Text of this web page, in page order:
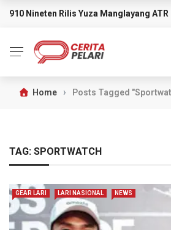
BREAKING NEWS
910 Nineten Rilis Yuza Manglayang
Home › Posts Tagged
TAG: SPORTWATCH
GEAR LARI LARI NASIONAL NEWS